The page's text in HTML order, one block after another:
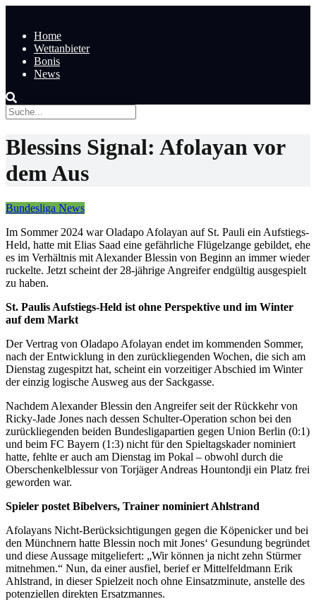
Home
Wettanbieter
Bonis
News
Blessins Signal: Afolayan vor
dem Aus
Bundesliga News
Im Sommer 2024 war Oladapo Afolayan auf St. Pauli ein Aufstiegs-
Held, hatte mit Elias Saad eine gefährliche Flügelzange gebildet, ehe
es im Verhältnis mit Alexander Blessin von Beginn an immer wieder
ruckelte. Jetzt scheint der 28-jährige Angreifer endgültig ausgespielt
zu haben.
St. Paulis Aufstiegs-Held ist ohne Perspektive und im Winter
auf dem Markt
Der Vertrag von Oladapo Afolayan endet im kommenden Sommer,
nach der Entwicklung in den zurückliegenden Wochen, die sich am
Dienstag zugespitzt hat, scheint ein vorzeitiger Abschied im Winter
der einzig logische Ausweg aus der Sackgasse.
Nachdem Alexander Blessin den Angreifer seit der Rückkehr von
Ricky-Jade Jones nach dessen Schulter-Operation schon bei den
zurückliegenden beiden Bundesligapartien gegen Union Berlin (0:1)
und beim FC Bayern (1:3) nicht für den Spieltagskader nominiert
hatte, fehlte er auch am Dienstag im Pokal – obwohl durch die
Oberschenkelblessur von Torjäger Andreas Hountondji ein Platz frei
geworden war.
Spieler postet Bibelvers, Trainer nominiert Ahlstrand
Afolayans Nicht-Berücksichtigungen gegen die Köpenicker und bei
den Münchnern hatte Blessin noch mit Jones‘ Gesundung begründet
und diese Aussage mitgeliefert: „Wir können ja nicht zehn Stürmer
mitnehmen.“ Nun, da einer ausfiel, berief er Mittelfeldmann Erik
Ahlstrand, in dieser Spielzeit noch ohne Einsatzminute, anstelle des
potenziellen direkten Ersatzmannes.